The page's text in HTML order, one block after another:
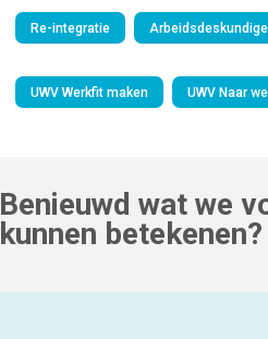
Re-integratie
UWV Werkfit maken UWV Naar
Benieuwd wat we
kunnen betekenen?